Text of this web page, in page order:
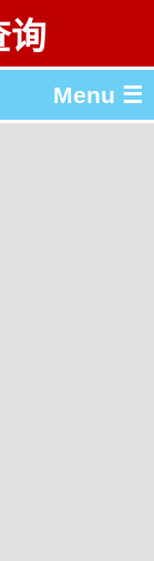
询
Menu ☰